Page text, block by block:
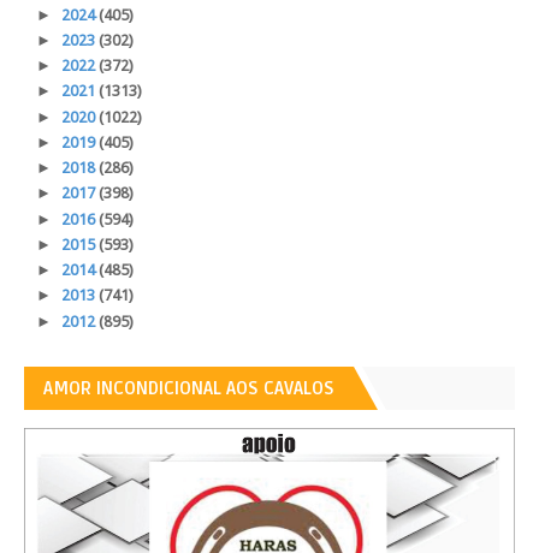
► 2024(405)
► 2023 (302)
► 2022(372)
► 2021 (1313)
► 2020(1022)
► 2019(405)
► 2018(286)
► 2017(398)
► 2016(594)
► 2015(593)
► 2014(485)
► 2013 (741)
► 2012(895)
AMOR INCONDICIONAL AOS CAVALOS